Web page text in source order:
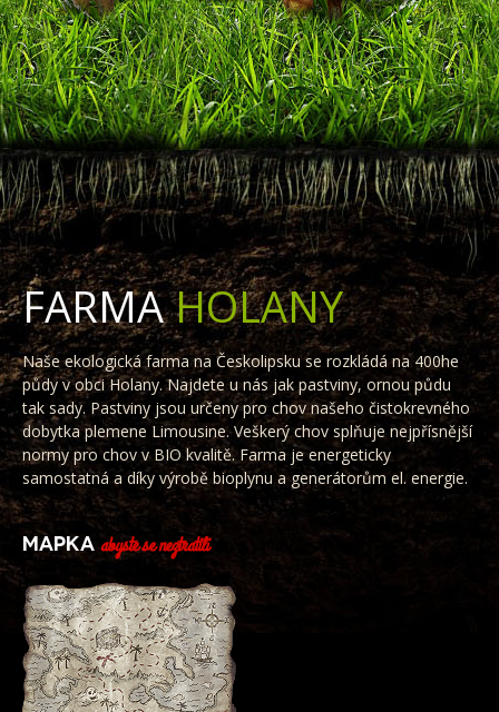
FARMAHOLANY
Naše ekologická farma na Českolipsku se rozkládá na 400he
půdy v obci Holany. Najdete u nás jak pastviny, ornou půdu
tak sady. Pastviny jsou určeny pro chov našeho čistokrevného
dobytka plemene Limousine. Veškerý chov splňuje nejpřísnější
normy pro chov v BIO kvalitě. Farma je energeticky
samostatná a díky výrobě bioplynu a generátorům el. energie.
MAPKAabyste se neztratili